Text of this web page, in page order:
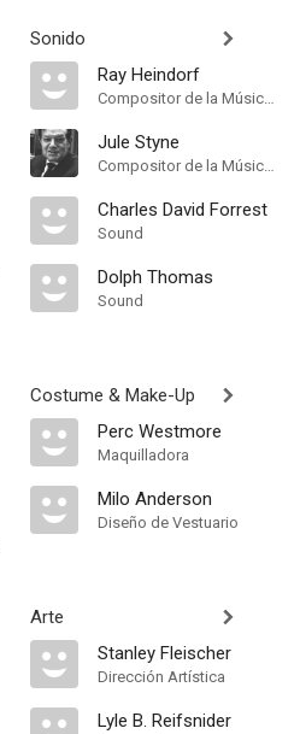
Sonido
Ray Heindorf
Compositor de la Música Original, Música
Jule Styne
Compositor de la Música Original, Songs
Charles David Forrest
Sound
Dolph Thomas
Sound
Costume & Make-Up
Perc Westmore
Maquilladora
Milo Anderson
Diseño de Vestuario
Arte
Stanley Fleischer
Dirección Artística
Lyle B. Reifsnider